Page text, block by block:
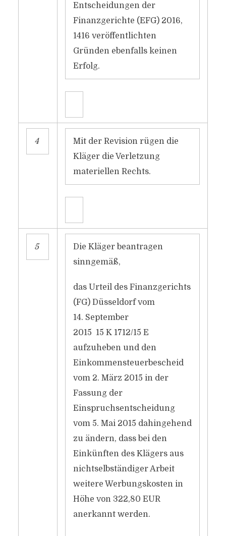
Entscheidungen der
Finanzgerichte (EFG) 2016,
1416 veröffentlichten
Gründen ebenfalls keinen
Erfolg.
4
Mit der Revision rügen die
Kläger die Verletzung
materiellen Rechts.
5
Die Kläger beantragen
sinngemäß,
das Urteil des Finanzgerichts
(FG) Düsseldorf vom
14. September
2015 15 K 1712/15 E
aufzuheben und den
Einkommensteuerbescheid
vom 2. März 2015 in der
Fassung der
Einspruchsentscheidung
vom 5. Mai 2015 dahingehend
zu ändern, dass bei den
Einkünften des Klägers aus
nichtselbständiger Arbeit
weitere Werbungskosten in
Höhe von 322,80 EUR
anerkannt werden.